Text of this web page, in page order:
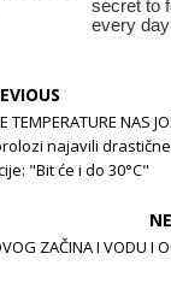
TEMPERATURE NAS
najavili
"Bit će i do 30°C"
ZAČINA I VODU I